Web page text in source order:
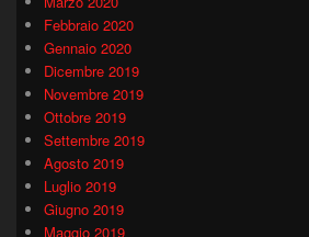
Febbraio 2020
Gennaio 2020
Dicembre 2019
Novembre 2019
Ottobre 2019
Settembre 2019
Agosto 2019
Luglio 2019
Giugno 2019
Maggio 2019